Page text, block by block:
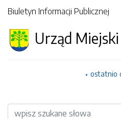
Biuletyn Informacji Publicznej
Urząd
ostatnio
Wyszukiwarka